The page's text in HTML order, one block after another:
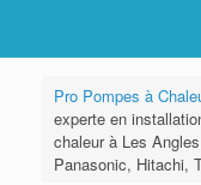
Pro Pompes à
experte en
chaleur à Les
Panasonic, Hitachi,